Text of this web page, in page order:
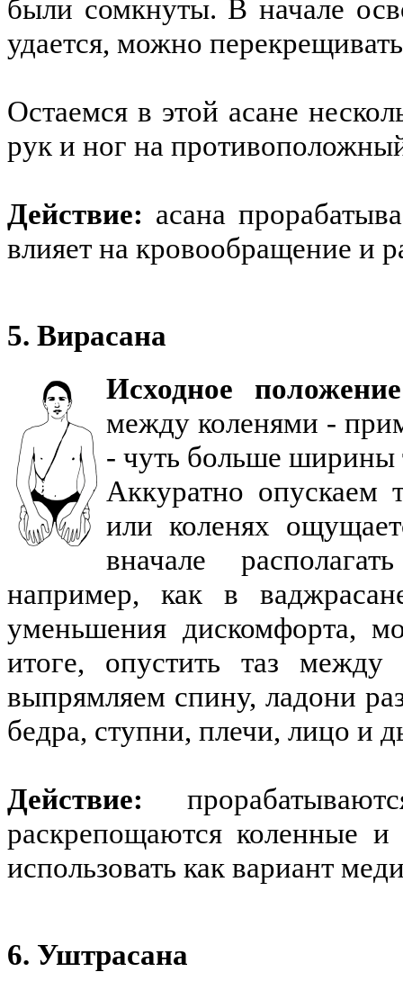
были сомкнуты. В начале
удается, можно
Остаемся в этой асане
рук и ног на
Действие: асана
влияет на кровообращение и
5. Вирасана
Исходное
между коленями -
- чуть больше ширины
Аккуратно опускаем
или коленях
вначале
например, как в
уменьшения дискомфорта,
итоге, опустить таз
выпрямляем спину, ладони
бедра, ступни, плечи, лицо и
Действие:
раскрепощаются коленные
использовать как вариант
6. Уштрасана